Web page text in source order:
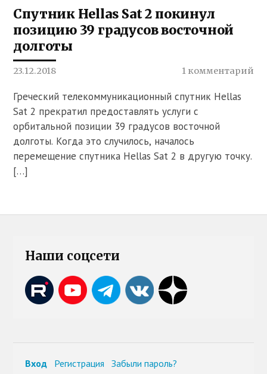
Спутник Hellas Sat 2 покинул
позицию 39 градусов восточной
долготы
23.12.2018 1 комментарий
Греческий телекоммуникационный спутник Hellas
Sat 2 прекратил предоставлять услуги с
орбитальной позиции 39 градусов восточной
долготы. Когда это случилось, началось
перемещение спутника Hellas Sat 2 в другую точку.
[…]
Наши соцсети
Вход Регистрация
Забыли пароль?